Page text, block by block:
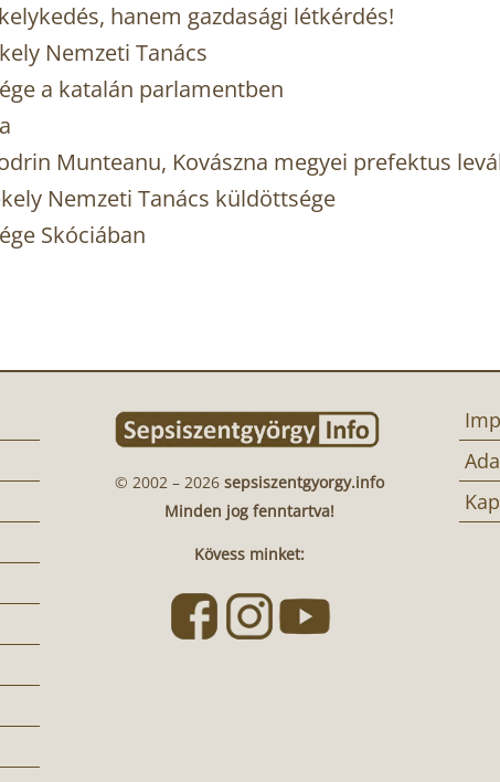
hanem gazdasági létkérdés!
Nemzeti Tanács
a katalán parlamentben
Munteanu, Kovászna megyei prefektus
Nemzeti Tanács küldöttsége
Skóciában
© 2002 – 2026 sepsiszentgyorgy.info
Minden jog fenntartva!
Kövess minket: